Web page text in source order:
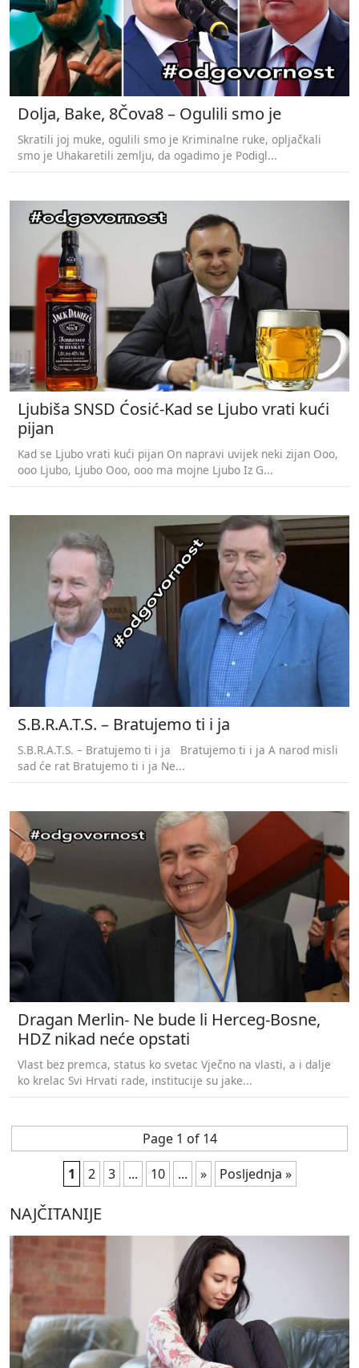
Dolja, Bake, 8Čova8 – Ogulili smo je
Skratili joj muke, ogulili smo je Kriminalne ruke, opljačkali
smo je Uhakaretili zemlju, da ogadimo je Podigl...
Ljubiša SNSD Ćosić-Kad se Ljubo vrati kući
pijan
Kad se Ljubo vrati kući pijan On napravi uvijek neki zijan Ooo,
ooo Ljubo, Ljubo Ooo, ooo ma mojne Ljubo Iz G...
S.B.R.A.T.S. – Bratujemo ti i ja
S.B.R.A.T.S. – Bratujemo ti i ja Bratujemo ti i ja A narod misli
sad će rat Bratujemo ti i ja Ne...
Dragan Merlin- Ne bude li Herceg-Bosne,
HDZ nikad neće opstati
Vlast bez premca, status ko svetac Vječno na vlasti, a i dalje
ko krelac Svi Hrvati rade, institucije su jake...
Page 1 of 14
1
2 3 ... 10 ... » Posljednja »
NAJČITANIJE